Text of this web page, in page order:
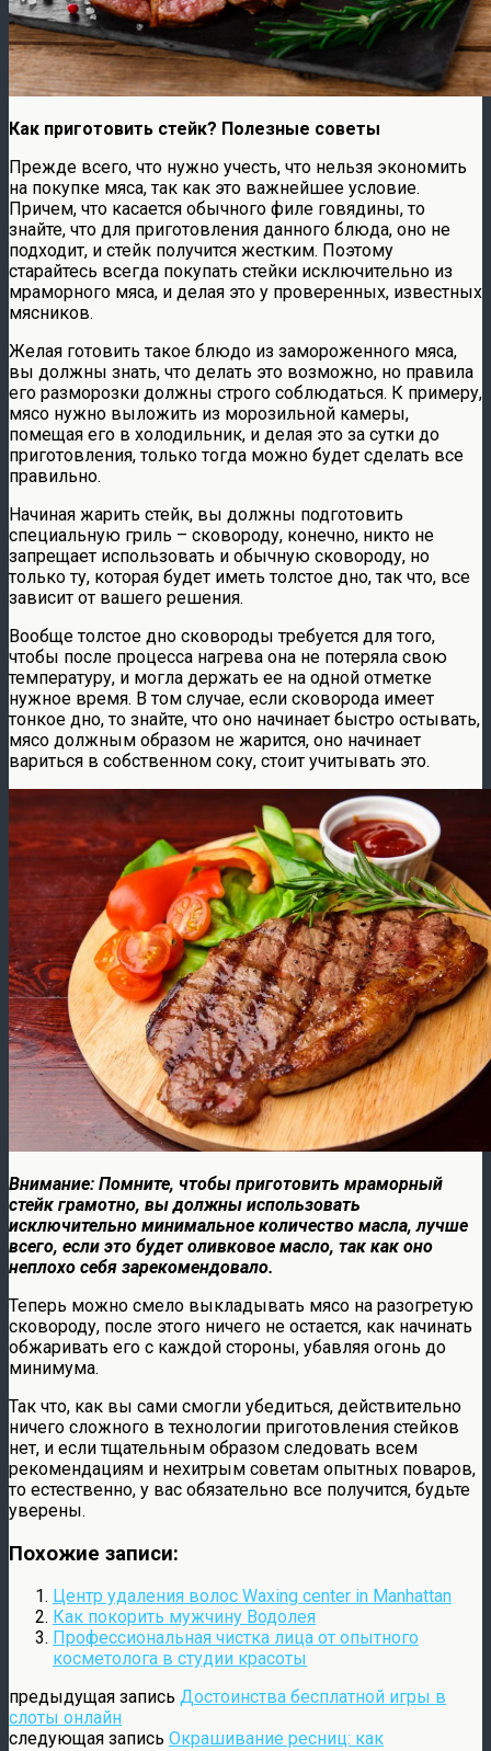
Как приготовить стейк? Полезные советы
Прежде всего, что нужно учесть, что нельзя экономить
на покупке мяса, так как это важнейшее условие.
Причем, что касается обычного филе говядины, то
знайте, что для приготовления данного блюда, оно не
подходит, и стейк получится жестким. Поэтому
старайтесь всегда покупать стейки исключительно из
мраморного мяса, и делая это у проверенных, известных
мясников.
Желая готовить такое блюдо из замороженного мяса,
вы должны знать, что делать это возможно, но правила
его разморозки должны строго соблюдаться. К примеру,
мясо нужно выложить из морозильной камеры,
помещая его в холодильник, и делая это за сутки до
приготовления, только тогда можно будет сделать все
правильно.
Начиная жарить стейк, вы должны подготовить
специальную гриль – сковороду, конечно, никто не
запрещает использовать и обычную сковороду, но
только ту, которая будет иметь толстое дно, так что, все
зависит от вашего решения.
Вообще толстое дно сковороды требуется для того,
чтобы после процесса нагрева она не потеряла свою
температуру, и могла держать ее на одной отметке
нужное время. В том случае, если сковорода имеет
тонкое дно, то знайте, что оно начинает быстро остывать,
мясо должным образом не жарится, оно начинает
вариться в собственном соку, стоит учитывать это.
Внимание: Помните, чтобы приготовить мраморный
стейк грамотно, вы должны использовать
исключительно минимальное количество масла, лучше
всего, если это будет оливковое масло, так как оно
неплохо себя зарекомендовало.
Теперь можно смело выкладывать мясо на разогретую
сковороду, после этого ничего не остается, как начинать
обжаривать его с каждой стороны, убавляя огонь до
минимума.
Так что, как вы сами смогли убедиться, действительно
ничего сложного в технологии приготовления стейков
нет, и если тщательным образом следовать всем
рекомендациям и нехитрым советам опытных поваров,
то естественно, у вас обязательно все получится, будьте
уверены.
Похожие записи:
Центр удаления волос Waxing center in Manhattan
Как покорить мужчину Водолея
Профессиональная чистка лица от опытного
косметолога в студии красоты
предыдущая запись Достоинства бесплатной игры в
слоты онлайн
следующая запись Окрашивание ресниц: как